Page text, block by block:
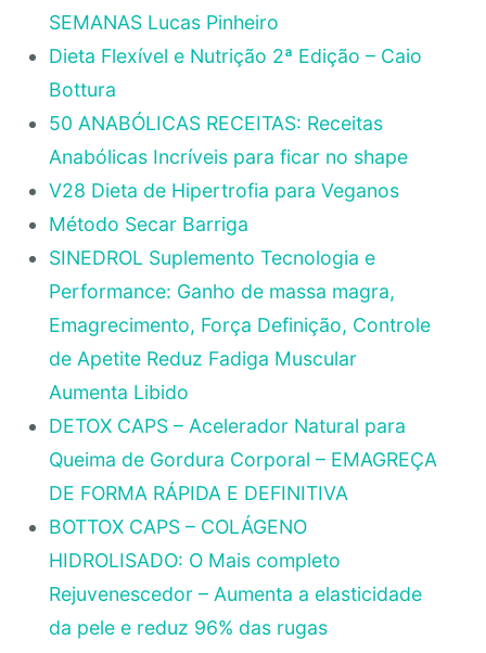
SEMANAS Lucas Pinheiro
Dieta Flexível e Nutrição 2ª Edição – Caio
Bottura
50 ANABÓLICAS RECEITAS: Receitas
Anabólicas Incríveis para ficar no shape
V28 Dieta de Hipertrofia para Veganos
Método Secar Barriga
SINEDROL Suplemento Tecnologia e
Performance: Ganho de massa magra,
Emagrecimento, Força Definição, Controle
de Apetite Reduz Fadiga Muscular
Aumenta Libido
DETOX CAPS – Acelerador Natural para
Queima de Gordura Corporal – EMAGREÇA
DE FORMA RÁPIDA E DEFINITIVA
BOTTOX CAPS – COLÁGENO
HIDROLISADO: O Mais completo
Rejuvenescedor – Aumenta a elasticidade
da pele e reduz 96% das rugas